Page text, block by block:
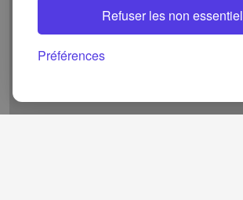
Refuser les non
Préférences